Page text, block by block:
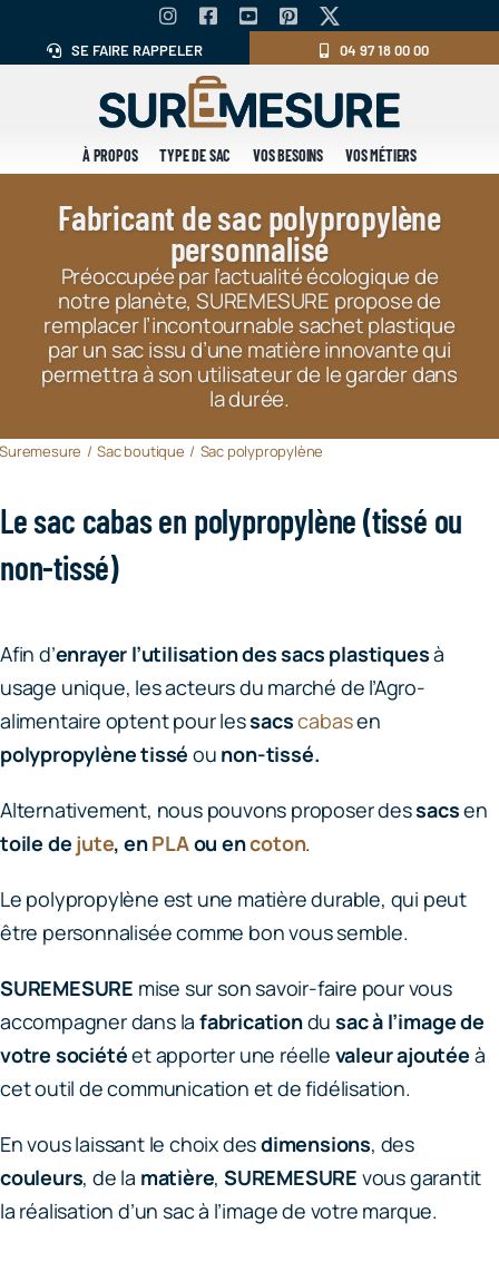
SE FAIRE RAPPELER 04 97 18 00 00
À PROPOS TYPE DE SAC VOS BESOINS VOS MÉTIERS
Fabricant de sac polypropylène
personnalisé
Préoccupée par l’actualité écologique de
notre planète, SUREMESURE propose de
remplacer l’incontournable sachet plastique
par un sac issu d’une matière innovante qui
permettra à son utilisateur de le garder dans
la durée.
Suremesure Sac boutique Sac polypropylène
Le sac cabas en polypropylène (tissé ou
non-tissé)
Afin d’enrayer l’utilisation des sacs plastiquesà
usage unique, les acteurs du marché de l’Agro-
alimentaire optent pour lessacscabasen
polypropylènetissé ou non-tissé.
Alternativement, nous pouvons proposer dessacsen
toile de jute, enPLAou encoton.
Le polypropylène est une matière durable, qui peut
être personnalisée comme bon vous semble.
SUREMESURE mise sur son savoir-faire pour vous
accompagner dans lafabricationdusac à l’image de
votre sociétéet apporter une réelle valeur ajoutée à
cet outil de communication et de fidélisation.
En vous laissant le choix desdimensions, des
couleurs, de la matière,SUREMESURE vous garantit
la réalisation d’un sac à l’image de votre marque.